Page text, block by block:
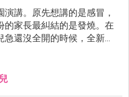
講。原先想講的是感冒，
的家長最糾結的是發燒。在
還沒全開的時候，全新竹
來這裡，我想我還算有資格
，爸媽如何處置與辨別方